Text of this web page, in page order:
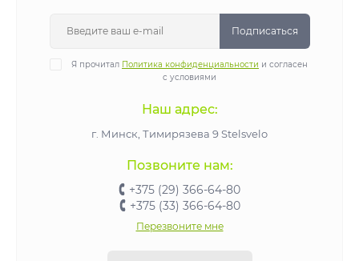
Подписаться
Я прочитал Политика конфиденциальности и согласен
с условиями
Наш адрес:
г. Минск, Тимирязева 9 Stelsvelo
Позвоните нам:
+375 (29) 366-64-80
+375 (33) 366-64-80
Перезвоните мне